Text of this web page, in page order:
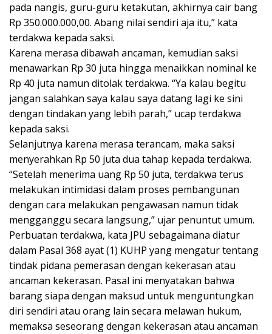
pada nangis, guru-guru ketakutan, akhirnya cair bang
Rp 350.000.000,00. Abang nilai sendiri aja itu,” kata
terdakwa kepada saksi.
Karena merasa dibawah ancaman, kemudian saksi
menawarkan Rp 30 juta hingga menaikkan nominal ke
Rp 40 juta namun ditolak terdakwa. “Ya kalau begitu
jangan salahkan saya kalau saya datang lagi ke sini
dengan tindakan yang lebih parah,” ucap terdakwa
kepada saksi.
Selanjutnya karena merasa terancam, maka saksi
menyerahkan Rp 50 juta dua tahap kepada terdakwa.
“Setelah menerima uang Rp 50 juta, terdakwa terus
melakukan intimidasi dalam proses pembangunan
dengan cara melakukan pengawasan namun tidak
mengganggu secara langsung,” ujar penuntut umum.
Perbuatan terdakwa, kata JPU sebagaimana diatur
dalam Pasal 368 ayat (1) KUHP yang mengatur tentang
tindak pidana pemerasan dengan kekerasan atau
ancaman kekerasan. Pasal ini menyatakan bahwa
barang siapa dengan maksud untuk menguntungkan
diri sendiri atau orang lain secara melawan hukum,
memaksa seseorang dengan kekerasan atau ancaman